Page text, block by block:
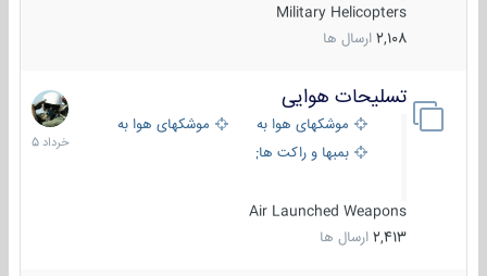
Military Helicopters
2,108 ارسال ها
تسلیحات هوایی
موشکهای هوا به هوا
موشکهای هوا به سطح
بمبها و راکت های هوایی
Air Launched Weapons
2,413 ارسال ها
30
خرداد
1405